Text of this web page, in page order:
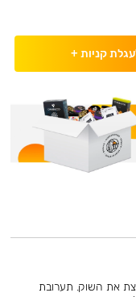
קניות +
את השוק. תערובת